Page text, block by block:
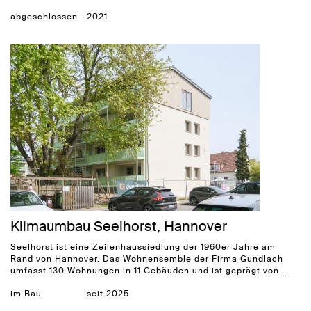
abgeschlossen 2021
Klimaumbau Seelhorst, Hannover
Seelhorst ist eine Zeilenhaussiedlung der 1960er Jahre am
Rand von Hannover. Das Wohnensemble der Firma Gundlach
umfasst 130 Wohnungen in 11 Gebäuden und ist geprägt von...
im Bau seit 2025